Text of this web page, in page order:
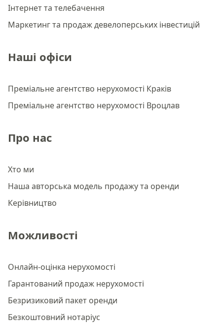
Інтернет та телебачення
Маркетинг та продаж девелоперських інвестицій
Наші офіси
Преміальне агентство нерухомості Краків
Преміальне агентство нерухомості Вроцлав
Про нас
Хто ми
Наша авторська модель продажу та оренди
Керівництво
Можливості
Онлайн-оцінка нерухомості
Гарантований продаж нерухомості
Безризиковий пакет оренди
Безкоштовний нотаріус